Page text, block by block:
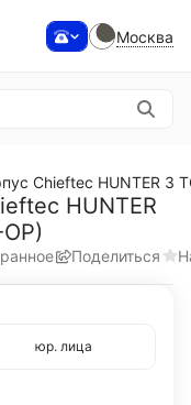
Москва
Chieftec HUNTER 3
HUNTER
Поделиться
юр. лица